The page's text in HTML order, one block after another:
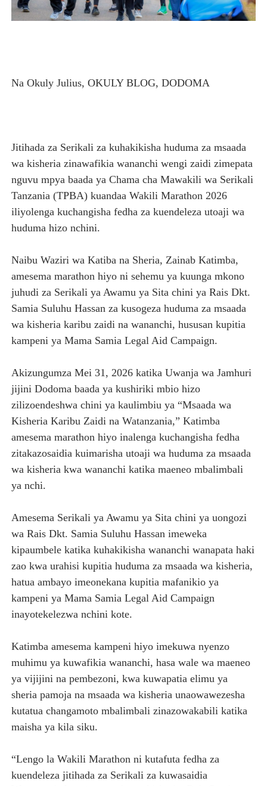
MASHILI AMPONGEZA RAIS SAMIA KWA MAPINDUZI
TEKNOLOJIA YA NYUKLIA: MSAADA MKUBWA KATIKA
Na Okuly Julius, OKULY BLOG, DODOMA
Jitihada za Serikali za kuhakikisha huduma za msaada
wa kisheria zinawafikia wananchi wengi zaidi zimepata
nguvu mpya baada ya Chama cha Mawakili wa Serikali
Tanzania (TPBA) kuandaa Wakili Marathon 2026
iliyolenga kuchangisha fedha za kuendeleza utoaji wa
huduma hizo nchini.
Naibu Waziri wa Katiba na Sheria, Zainab Katimba,
amesema marathon hiyo ni sehemu ya kuunga mkono
juhudi za Serikali ya Awamu ya Sita chini ya Rais Dkt.
Samia Suluhu Hassan za kusogeza huduma za msaada
wa kisheria karibu zaidi na wananchi, hususan kupitia
kampeni ya Mama Samia Legal Aid Campaign.
Akizungumza Mei 31, 2026 katika Uwanja wa Jamhuri
jijini Dodoma baada ya kushiriki mbio hizo
zilizoendeshwa chini ya kaulimbiu ya “Msaada wa
Kisheria Karibu Zaidi na Watanzania,” Katimba
amesema marathon hiyo inalenga kuchangisha fedha
zitakazosaidia kuimarisha utoaji wa huduma za msaada
wa kisheria kwa wananchi katika maeneo mbalimbali
ya nchi.
Amesema Serikali ya Awamu ya Sita chini ya uongozi
wa Rais Dkt. Samia Suluhu Hassan imeweka
kipaumbele katika kuhakikisha wananchi wanapata haki
zao kwa urahisi kupitia huduma za msaada wa kisheria,
hatua ambayo imeonekana kupitia mafanikio ya
kampeni ya Mama Samia Legal Aid Campaign
inayotekelezwa nchini kote.
Katimba amesema kampeni hiyo imekuwa nyenzo
muhimu ya kuwafikia wananchi, hasa wale wa maeneo
ya vijijini na pembezoni, kwa kuwapatia elimu ya
sheria pamoja na msaada wa kisheria unaowawezesha
kutatua changamoto mbalimbali zinazowakabili katika
maisha ya kila siku.
“Lengo la Wakili Marathon ni kutafuta fedha za
kuendeleza jitihada za Serikali za kuwasaidia